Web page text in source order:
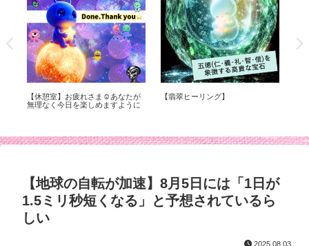
スターシードのパワースポット☺︎
DOALA DAY’26
『自信』の中身は…
【地球の自転が加速】8月5日には「1日が
1.5ミリ秒短くなる」と予想されているら
しい
2025.08.03